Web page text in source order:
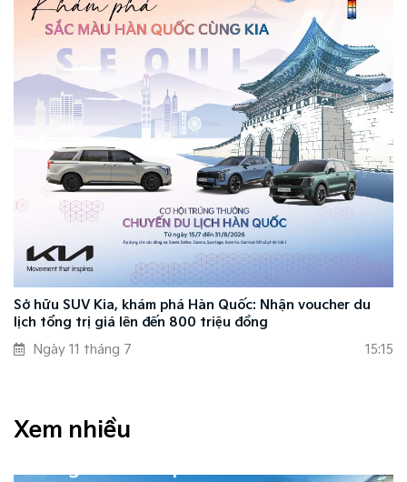
Xem nhiều
Sở hữu SUV Kia, khám phá Hàn Quốc: Nhận voucher du
lịch tổng trị giá lên đến 800 triệu đồng
Ngày 11 tháng 7
15:15